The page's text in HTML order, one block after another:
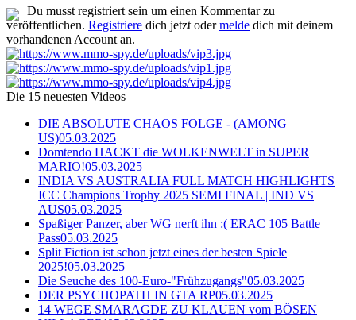
Du musst registriert sein um einen Kommentar zu
veröffentlichen. Registriere dich jetzt odermelde dich mit deinem
vorhandenen Account an.
Die 15 neuesten Videos
DIE ABSOLUTE CHAOS FOLGE - (AMONG
US)05.03.2025
Domtendo HACKT die WOLKENWELT in SUPER
MARIO!05.03.2025
INDIA VS AUSTRALIA FULL MATCH HIGHLIGHTS
ICC Champions Trophy 2025 SEMI FINAL | IND VS
AUS05.03.2025
Spaßiger Panzer, aber WG nerft ihn :( ERAC 105 Battle
Pass05.03.2025
Split Fiction ist schon jetzt eines der besten Spiele
2025!05.03.2025
Die Seuche des 100-Euro-"Frühzugangs"05.03.2025
DER PSYCHOPATH IN GTA RP05.03.2025
14 WEGE SMARAGDE ZU KLAUEN vom BÖSEN